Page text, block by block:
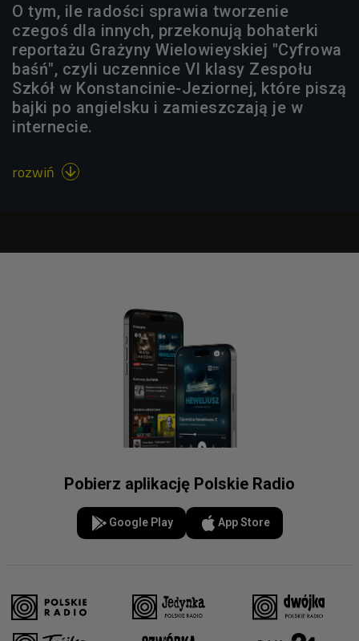
O tym, ile radości sprawia tworzenie
czegoś dla innych, przekonują bohaterki
reportażu Grażyny Wielowieyskiej "Cyfrowa
baśń", czyli uczennice VI klasy Zespołu
Szkół w Konstancinie-Jeziornej, które piszą
bajki po angielsku i zamieszczają je w
internecie.
rozwiń 
Pobierz aplikację Polskie Radio
Google Play App Store